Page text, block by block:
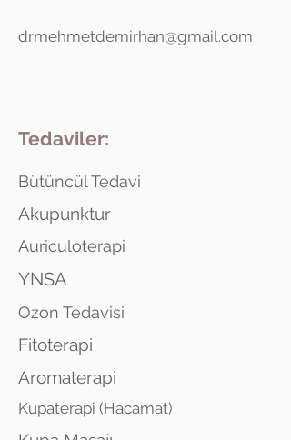
drmehmetdemirhan@gmail.com
Tedaviler:
Bütüncül Tedavi
Akupunktur
Auriculoterapi
YNSA
Ozon Tedavisi
Fitoterapi
Aromaterapi
Kupaterapi (Hacamat)